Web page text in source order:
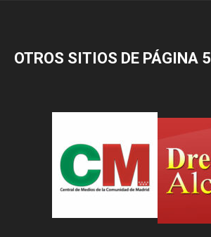
OTROS SITIOS DE PÁGINA 5